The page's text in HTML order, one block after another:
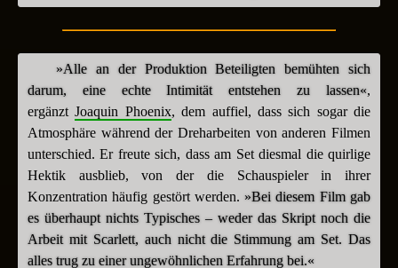
»Alle an der Produktion Beteiligten bemühten sich
darum, eine echte Intimität entstehen zu lassen«,
ergänztJoaquin Phoenix, dem auffiel, dass sich sogar die
Atmosphäre während der Dreharbeiten von anderen Filmen
unterschied. Er freute sich, dass am Set diesmal die quirlige
Hektik ausblieb, von der die Schauspieler in ihrer
Konzentration häufig gestört werden.»Bei diesem Film gab
es überhaupt nichts Typisches – weder das Skript noch die
Arbeit mit Scarlett, auch nicht die Stimmung am Set. Das
alles trug zu einer ungewöhnlichen Erfahrung bei.«